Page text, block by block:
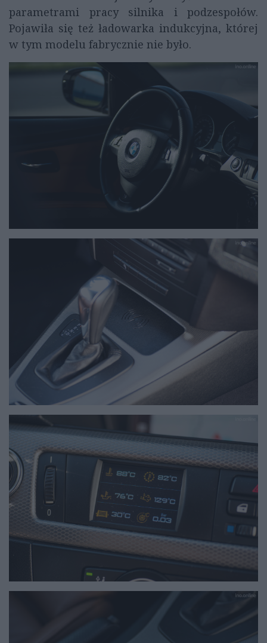
parametrami pracy silnika i podzespołów.
Pojawiła się też ładowarka indukcyjna, której
w tym modelu fabrycznie nie było.